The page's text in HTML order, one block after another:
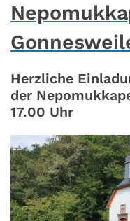
Herzliche
der
17.00 Uhr